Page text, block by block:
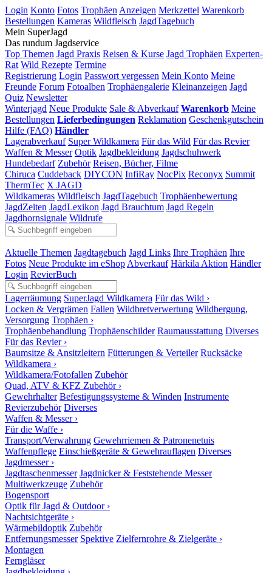
Login Konto Fotos Trophäen Anzeigen Merkzettel Warenkorb
Bestellungen Kameras Wildfleisch JagdTagebuch
Mein SuperJagd
Das rundum Jagdservice
Top Themen Jagd Praxis Reisen & Kurse Jagd Trophäen Experten-
Rat Wild Rezepte Termine
Registrierung Login Passwort vergessen Mein Konto Meine
Freunde Forum Fotoalben Trophäengalerie Kleinanzeigen Jagd
Quiz Newsletter
Winterjagd Neue Produkte Sale & Abverkauf Warenkorb Meine
Bestellungen Lieferbedingungen Reklamation Geschenkgutschein
Hilfe (FAQ) Händler
Lagerabverkauf Super Wildkamera Für das Wild Für das Revier
Waffen & Messer Optik Jagdbekleidung Jagdschuhwerk
Hundebedarf Zubehör Reisen, Bücher, Filme
Chiruca Cuddeback DIYCON InfiRay NocPix Reconyx Summit
ThermTec X JAGD
Wildkameras Wildfleisch JagdTagebuch Trophäenbewertung
JagdZeiten JagdLexikon Jagd Brauchtum Jagd Regeln
Jagdhornsignale Wildrufe
Aktuelle Themen Jagdtagebuch Jagd Links Ihre Trophäen Ihre
Fotos Neue Produkte im eShop Abverkauf Härkila Aktion Händler
Login RevierBuch
Lagerräumung SuperJagd Wildkamera Für das Wild ›
Locken & Vergrämen Fallen Wildbretverwertung Wildbergung,
Versorgung Trophäen ›
Trophäenbehandlung Trophäenschilder Raumausstattung Diverses
Für das Revier ›
Baumsitze & Ansitzleitern Fütterungen & Verteiler Rucksäcke
Wildkamera ›
Wildkamera/Fotofallen Zubehör
Quad, ATV & KFZ Zubehör ›
Gewehrhalter Befestigungssysteme & Winden Instrumente
Revierzubehör Diverses
Waffen & Messer ›
Für die Waffe ›
Transport/Verwahrung Gewehrriemen & Patronenetuis
Waffenpflege Einschießgeräte & Gewehrauflagen Diverses
Jagdmesser ›
Jagdtaschenmesser Jagdnicker & Feststehende Messer
Multiwerkzeuge Zubehör
Bogensport
Optik für Jagd & Outdoor ›
Nachtsichtgeräte ›
Wärmebildoptik Zubehör
Entfernungsmesser Spektive Zielfernrohre & Zielgeräte ›
Montagen
Ferngläser